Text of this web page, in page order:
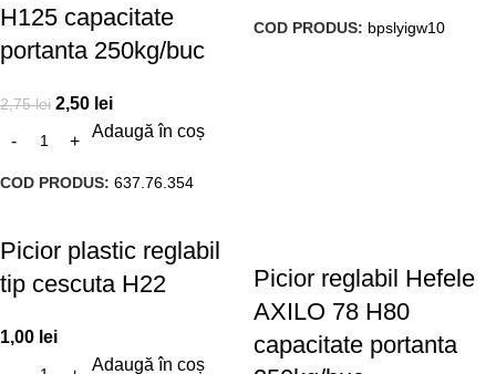
H125 capacitate
portanta 250kg/buc
2,75lei 2,50 lei
Adaugă în coș
COD PRODUS: 637.76.354
COD PRODUS: bpslyigw10
Picior plastic reglabil
tip cescuta H22
1,00 lei
Adaugă în coș
Picior reglabil Hefele
AXILO 78 H80
capacitate portanta